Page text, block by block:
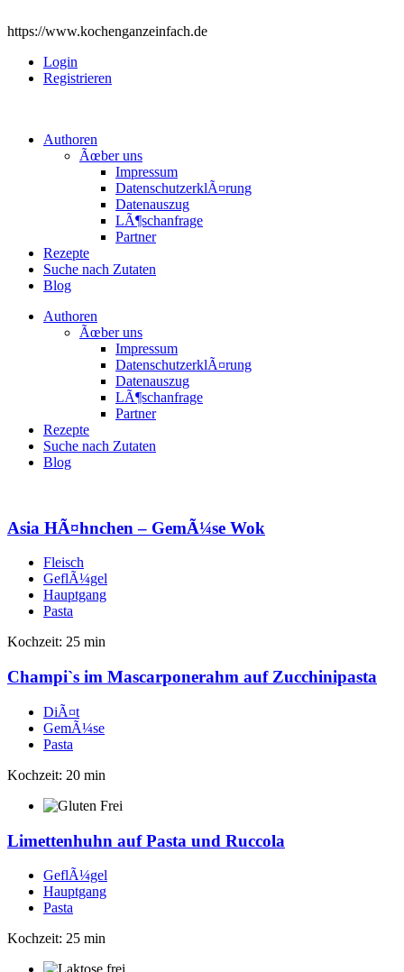
https://www.kochenganzeinfach.de
Login
Registrieren
Authoren
Ãœber uns
Impressum
DatenschutzerklÃ¤rung
Datenauszug
LÃ¶schanfrage
Partner
Rezepte
Suche nach Zutaten
Blog
Authoren
Ãœber uns
Impressum
DatenschutzerklÃ¤rung
Datenauszug
LÃ¶schanfrage
Partner
Rezepte
Suche nach Zutaten
Blog
Asia HÃ¤hnchen – GemÃ¼se Wok
Fleisch
GeflÃ¼gel
Hauptgang
Pasta
Kochzeit: 25 min
Champi`s im Mascarponerahm auf Zucchinipasta
DiÃ¤t
GemÃ¼se
Pasta
Kochzeit: 20 min
Limettenhuhn auf Pasta und Ruccola
GeflÃ¼gel
Hauptgang
Pasta
Kochzeit: 25 min